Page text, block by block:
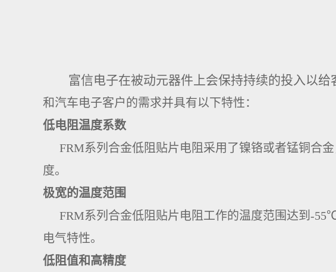
富信电子在被动元器件上会保持持续的投入以给
和汽车电子客户的需求并具有以下特性：
低电阻温度系数
FRM系列合金低阻贴片电阻 采用了镍铬或者锰铜合金
度。
极宽的温度范围
FRM系列合金低阻贴片电阻工作的温度范围达到-
电气特性。
低阻值和高精度